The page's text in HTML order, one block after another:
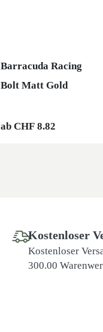
Barracuda Racing
Bolt Matt Gold
ab CHF 8.82
Kostenloser
Kostenloser
300.00